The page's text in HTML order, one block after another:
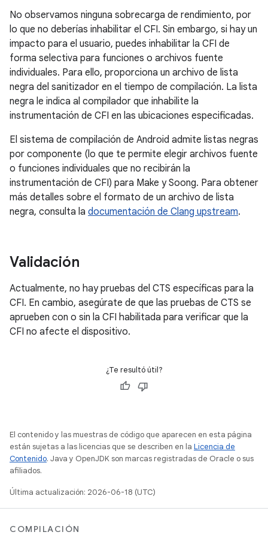
No observamos ninguna sobrecarga de rendimiento, por
lo que no deberías inhabilitar el CFI. Sin embargo, si hay un
impacto para el usuario, puedes inhabilitar la CFI de
forma selectiva para funciones o archivos fuente
individuales. Para ello, proporciona un archivo de lista
negra del sanitizador en el tiempo de compilación. La lista
negra le indica al compilador que inhabilite la
instrumentación de CFI en las ubicaciones especificadas.
El sistema de compilación de Android admite listas negras
por componente (lo que te permite elegir archivos fuente
o funciones individuales que no recibirán la
instrumentación de CFI) para Make y Soong. Para obtener
más detalles sobre el formato de un archivo de lista
negra, consulta la documentación de Clang upstream.
Validación
Actualmente, no hay pruebas del CTS específicas para la
CFI. En cambio, asegúrate de que las pruebas de CTS se
aprueben con o sin la CFI habilitada para verificar que la
CFI no afecte el dispositivo.
¿Te resultó útil?
El contenido y las muestras de código que aparecen en esta página
están sujetas a las licencias que se describen en la Licencia de
Contenido. Java y OpenJDK son marcas registradas de Oracle o sus
afiliados.
Última actualización: 2026-06-18 (UTC)
COMPILACIÓN